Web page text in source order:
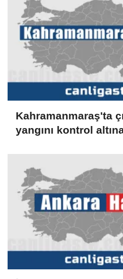
Kahramanmaraş'ta
yangını kontrol